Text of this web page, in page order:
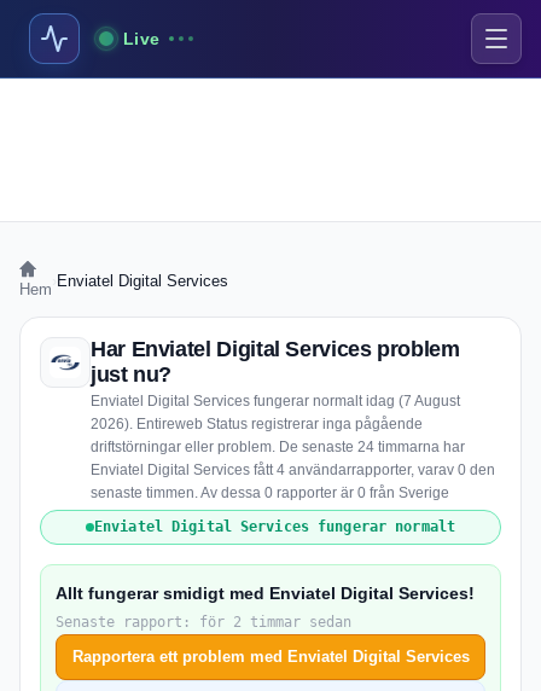
Live
Hem Enviatel Digital Services
Har Enviatel Digital Services problem
just nu?
Enviatel Digital Services fungerar normalt idag (7 August
2026). Entireweb Status registrerar inga pågående
driftstörningar eller problem. De senaste 24 timmarna har
Enviatel Digital Services fått 4 användarrapporter, varav 0 den
senaste timmen. Av dessa 0 rapporter är 0 från Sverige
Enviatel Digital Services fungerar normalt
Allt fungerar smidigt med Enviatel Digital Services!
Senaste rapport: för 2 timmar sedan
Rapportera ett problem med Enviatel Digital Services